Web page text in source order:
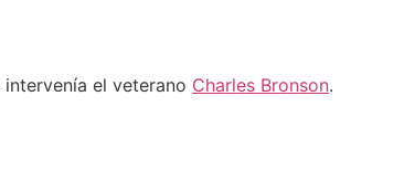
intervenía el veterano Charles Bronson.